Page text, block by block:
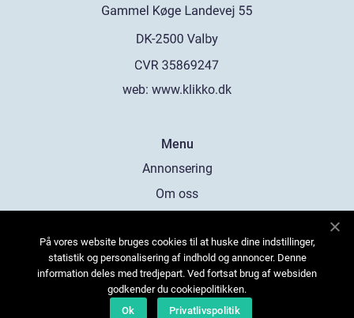
web: www.klikko.dk
Menu
Annonsering
Om oss
Kontakta oss
Sitemap
På vores website bruges cookies til at huske dine indstillinger,
statistik og personalisering af indhold og annoncer. Denne
information deles med tredjepart. Ved fortsat brug af websiden
godkender du cookiepolitikken.
Ok
Privatlivspolitik